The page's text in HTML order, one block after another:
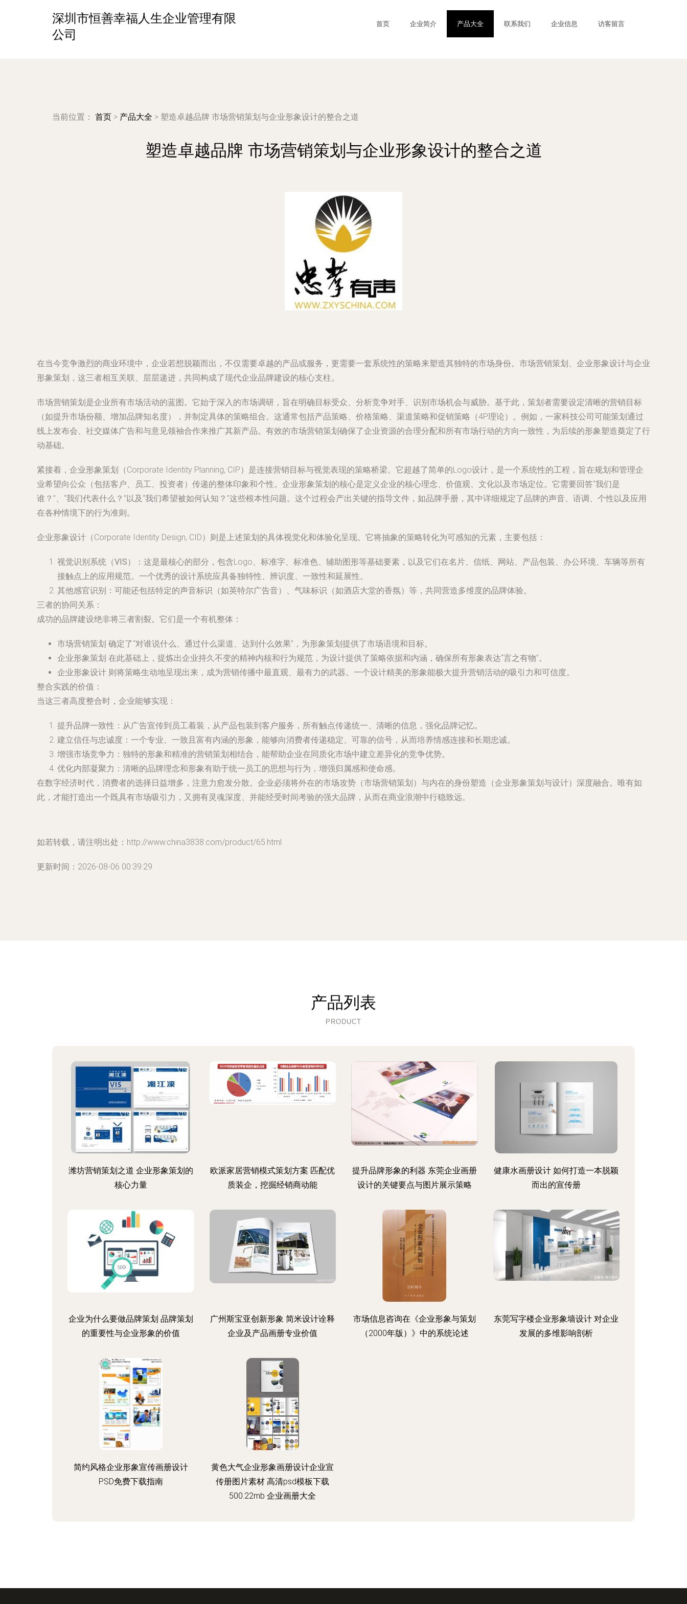
深圳市恒善幸福人生企业管理有限
公司
首页 企业简介 产品大全 联系我们 企业信息 访客留言
当前位置： 首页 > 产品大全 > 塑造卓越品牌 市场营销策划与企业形象设计的整合之道
塑造卓越品牌 市场营销策划与企业形象设计的整合之道
在当今竞争激烈的商业环境中，企业若想脱颖而出，不仅需要卓越的产品或服务，更需要一套系统性的策略来塑造其独特的市场身份。市场营销策划、企业形象设计与企业
形象策划，这三者相互关联、层层递进，共同构成了现代企业品牌建设的核心支柱。
市场营销策划是企业所有市场活动的蓝图。它始于深入的市场调研，旨在明确目标受众、分析竞争对手、识别市场机会与威胁。基于此，策划者需要设定清晰的营销目标
（如提升市场份额、增加品牌知名度），并制定具体的策略组合。这通常包括产品策略、价格策略、渠道策略和促销策略（4P理论）。例如，一家科技公司可能策划通过
线上发布会、社交媒体广告和与意见领袖合作来推广其新产品。有效的市场营销策划确保了企业资源的合理分配和所有市场行动的方向一致性，为后续的形象塑造奠定了行
动基础。
紧接着，企业形象策划（Corporate Identity Planning, CIP）是连接营销目标与视觉表现的策略桥梁。它超越了简单的Logo设计，是一个系统性的工程，旨在规划和管理企
业希望向公众（包括客户、员工、投资者）传递的整体印象和个性。企业形象策划的核心是定义企业的核心理念、价值观、文化以及市场定位。它需要回答“我们是
谁？”、“我们代表什么？”以及“我们希望被如何认知？”这些根本性问题。这个过程会产出关键的指导文件，如品牌手册，其中详细规定了品牌的声音、语调、个性以及应用
在各种情境下的行为准则。
企业形象设计（Corporate Identity Design, CID）则是上述策划的具体视觉化和体验化呈现。它将抽象的策略转化为可感知的元素，主要包括：
视觉识别系统（VIS）
：这是最核心的部分，包含Logo、标准字、标准色、辅助图形等基础要素，以及它们在名片、信纸、网站、产品包装、办公环境、车辆等所有
接触点上的应用规范。一个优秀的设计系统应具备独特性、辨识度、一致性和延展性。
其他感官识别 ：可能还包括特定的声音标识（如英特尔广告音）、气味标识（如酒店大堂的香氛）等，共同营造多维度的品牌体验。
三者的协同关系 ：
成功的品牌建设绝非将三者割裂。它们是一个有机整体：
市场营销策划 确定了“对谁说什么、通过什么渠道、达到什么效果”，为形象策划提供了市场语境和目标。
企业形象策划 在此基础上，提炼出企业持久不变的精神内核和行为规范，为设计提供了策略依据和内涵，确保所有形象表达“言之有物”。
企业形象设计 则将策略生动地呈现出来，成为营销传播中最直观、最有力的武器。一个设计精美的形象能极大提升营销活动的吸引力和可信度。
整合实践的价值 ：
当这三者高度整合时，企业能够实现：
提升品牌一致性 ：从广告宣传到员工着装，从产品包装到客户服务，所有触点传递统一、清晰的信息，强化品牌记忆。
建立信任与忠诚度 ：一个专业、一致且富有内涵的形象，能够向消费者传递稳定、可靠的信号，从而培养情感连接和长期忠诚。
增强市场竞争力 ：独特的形象和精准的营销策划相结合，能帮助企业在同质化市场中建立差异化的竞争优势。
优化内部凝聚力 ：清晰的品牌理念和形象有助于统一员工的思想与行为，增强归属感和使命感。
在数字经济时代，消费者的选择日益增多，注意力愈发分散。企业必须将外在的市场攻势（市场营销策划）与内在的身份塑造（企业形象策划与设计）深度融合。唯有如
此，才能打造出一个既具有市场吸引力，又拥有灵魂深度、并能经受时间考验的强大品牌，从而在商业浪潮中行稳致远。
如若转载，请注明出处：http://www.china3838.com/product/65.html
更新时间：2026-08-06 00:39:29
产品列表
PRODUCT
潍坊营销策划之道 企业形象策划的
核心力量
欧派家居营销模式策划方案 匹配优
质装企，挖掘经销商动能
提升品牌形象的利器 东莞企业画册
设计的关键要点与图片展示策略
健康水画册设计 如何打造一本脱颖
而出的宣传册
企业为什么要做品牌策划 品牌策划
的重要性与企业形象的价值
广州斯宝亚创新形象 简米设计诠释
企业及产品画册专业价值
市场信息咨询在《企业形象与策划
（2000年版）》中的系统论述
东莞写字楼企业形象墙设计 对企业
发展的多维影响剖析
简约风格企业形象宣传画册设计
PSD免费下载指南
黄色大气企业形象画册设计企业宣
传册图片素材 高清psd模板下载
500.22mb 企业画册大全